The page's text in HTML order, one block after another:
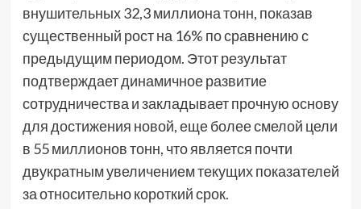
внушительных 32,3 миллиона тонн, показав
существенный рост на 16% по сравнению с
предыдущим периодом. Этот результат
подтверждает динамичное развитие
сотрудничества и закладывает прочную основу
для достижения новой, еще более смелой цели
в 55 миллионов тонн, что является почти
двукратным увеличением текущих показателей
за относительно короткий срок.